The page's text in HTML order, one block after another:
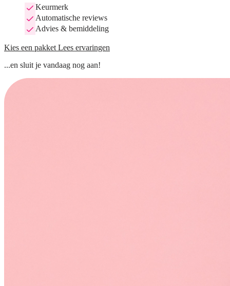
Keurmerk
Automatische reviews
Advies & bemiddeling
Kies een pakket Lees ervaringen
...en sluit je vandaag nog aan!